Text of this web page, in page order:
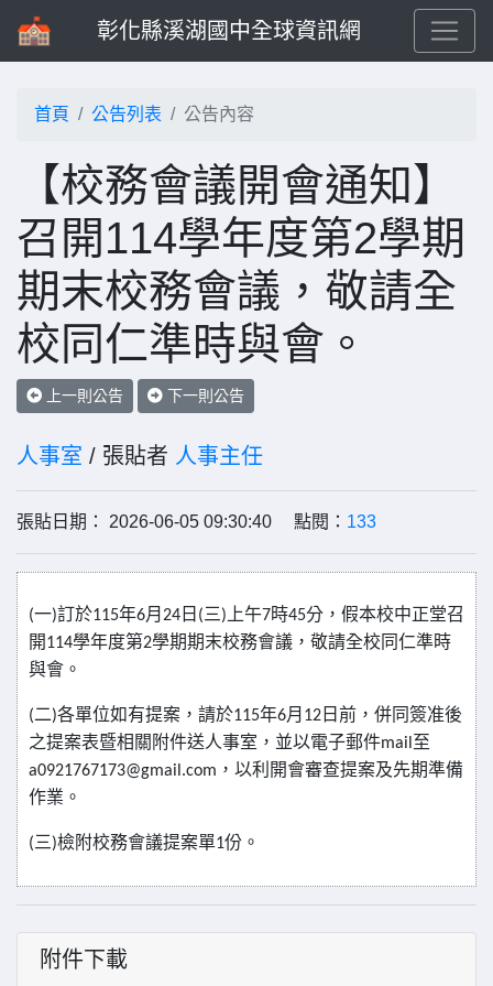
彰化縣溪湖國中全球資訊網
首頁 公告列表 公告內容
【校務會議開會通知】
召開114學年度第2學期
期末校務會議，敬請全
校同仁準時與會。
上一則公告 下一則公告
人事室 / 張貼者 人事主任
張貼日期： 2026-06-05 09:30:40 點閱： 133
(一)訂於115年6月 24 日 (三) 上午7時45分，假本校中正堂召
開114學年度第2學期期末校務會議，敬請全校同仁準時
與會。
(二)各單位如有提案，請於115年6月 12 日前，併同簽准後
之提案表暨相關附件送人事室，並以電子郵件mail 至
a0921767173@gmail.com ，以利開會審查提案及先期準備
作業。
(三)檢附校務會議提案單1份。
附件下載